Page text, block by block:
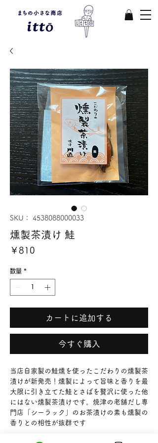
SKU： 4538088000033
燻製茶漬け 鮭
￥810
数量 *
カートに追加する
今すぐ購入
当店自家製の鮭燻を使ったこだわりの燻製茶
漬けが新発売！燻製によって旨味と香りを最
大限に引き立てた鮭とさばを贅沢に使った他
にはない燻製茶漬けです。焼津の老舗だし専
門店「シーラック」のお茶漬けの素も燻製の
香りとの相性が抜群です